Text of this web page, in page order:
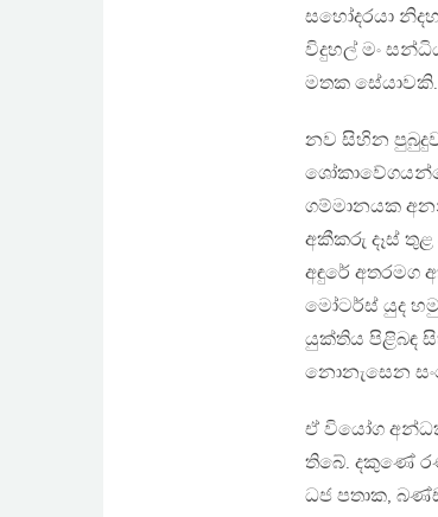
සහෝදරයා
විදුහල් මං
මතක සේයාවකි.
නව සිහින
ගම්මානයක
අකීකරු දෑස්
අඳුරේ අතරමග
මෝටර්ස් යුද
යුක්තිය පිළිබඳ
නොනැසෙන
ඒ වියෝග
තිබේ. දකුණේ
ධජ පතාක,